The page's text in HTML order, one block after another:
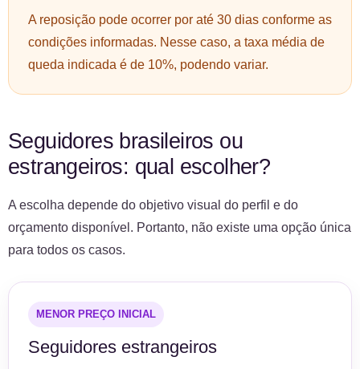
A reposição pode ocorrer por até 30 dias conforme as
condições informadas. Nesse caso, a taxa média de
queda indicada é de 10%, podendo variar.
Seguidores brasileiros ou
estrangeiros: qual escolher?
A escolha depende do objetivo visual do perfil e do
orçamento disponível. Portanto, não existe uma opção única
para todos os casos.
MENOR PREÇO INICIAL
Seguidores estrangeiros